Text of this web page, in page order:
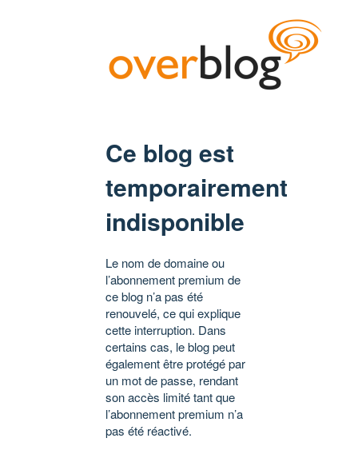
Ce blog est
temporairement
indisponible
Le nom de domaine ou
l’abonnement premium de
ce blog n’a pas été
renouvelé, ce qui explique
cette interruption. Dans
certains cas, le blog peut
également être protégé par
un mot de passe, rendant
son accès limité tant que
l’abonnement premium n’a
pas été réactivé.